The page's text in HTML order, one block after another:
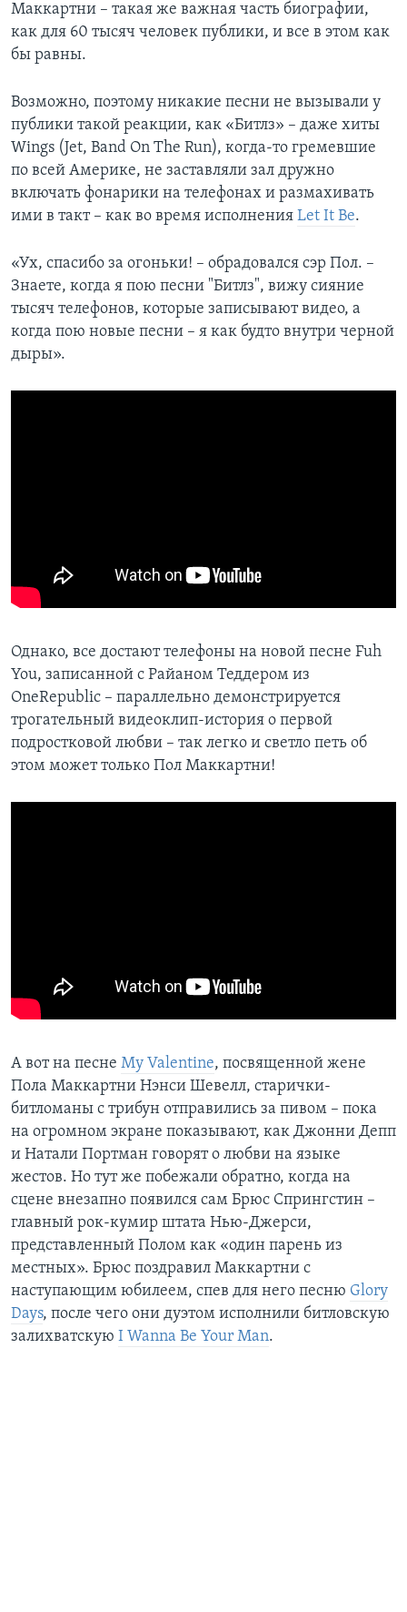
Маккартни – такая же важная часть биографии,
как для 60 тысяч человек публики, и все в этом как
бы равны.
Возможно, поэтому никакие песни не вызывали у
публики такой реакции, как «Битлз» – даже хиты
Wings (Jet, Band On The Run), когда-то гремевшие
по всей Америке, не заставляли зал дружно
включать фонарики на телефонах и размахивать
ими в такт – как во время исполнения Let It Be.
«Ух, спасибо за огоньки! – обрадовался сэр Пол. –
Знаете, когда я пою песни "Битлз", вижу сияние
тысяч телефонов, которые записывают видео, а
когда пою новые песни – я как будто внутри черной
дыры».
Однако, все достают телефоны на новой песне Fuh
You, записанной с Райаном Теддером из
OneRepublic – параллельно демонстрируется
трогательный видеоклип-история о первой
подростковой любви – так легко и светло петь об
этом может только Пол Маккартни!
А вот на песне My Valentine, посвященной жене
Пола Маккартни Нэнси Шевелл, старички-
битломаны с трибун отправились за пивом – пока
на огромном экране показывают, как Джонни Депп
и Натали Портман говорят о любви на языке
жестов. Но тут же побежали обратно, когда на
сцене внезапно появился сам Брюс Спрингстин –
главный рок-кумир штата Нью-Джерси,
представленный Полом как «один парень из
местных». Брюс поздравил Маккартни с
наступающим юбилеем, спев для него песню Glory
Days, после чего они дуэтом исполнили битловскую
залихватскую I Wanna Be Your Man.